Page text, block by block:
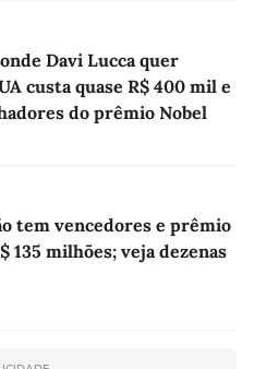
Davi Lucca quer
custa quase R$ 400 mil e
do prêmio Nobel
tem vencedores e prêmio
135 milhões; veja dezenas